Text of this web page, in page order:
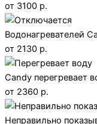
от 3100 р.
Водонагревателей
от 2130 р.
Candy перегревает
от 2360 р.
Неправильно